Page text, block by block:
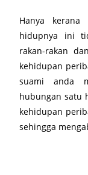
Hanya
hidupnya ini
rakan-rakan
kehidupan
suami anda
hubungan satu
kehidupan
sehingga